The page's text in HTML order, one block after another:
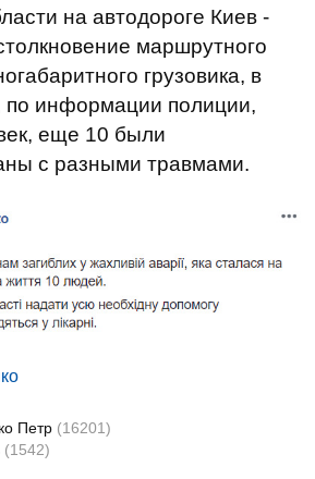
на автодороге Киев -
маршрутного
грузовика, в
по информации полиции,
еще 10 были
с разными травмами.
Петр (16201)
(1542)